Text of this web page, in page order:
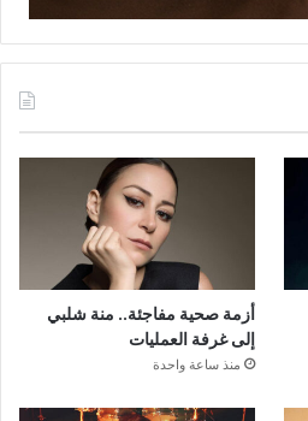
أزمة صحية مفاجئة.. منة شلبي
إلى غرفة العمليات
منذ ساعة واحدة